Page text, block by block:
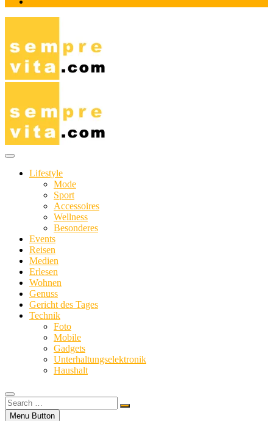
Lifestyle
Mode
Sport
Accessoires
Wellness
Besonderes
Events
Reisen
Medien
Erlesen
Wohnen
Genuss
Gericht des Tages
Technik
Foto
Mobile
Gadgets
Unterhaltungselektronik
Haushalt
Search
…Menu Button